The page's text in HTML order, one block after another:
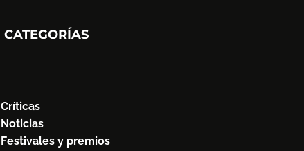
CATEGORÍAS
Críticas
Noticias
Festivales y premios